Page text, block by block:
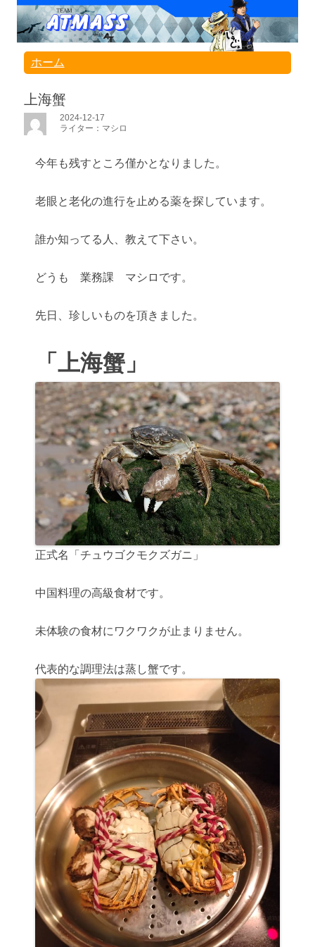
ホーム
上海蟹
2024-12-17
ライター：マシロ
今年も残すところ僅かとなりました。
老眼と老化の進行を止める薬を探しています。
誰か知ってる人、教えて下さい。
どうも 業務課 マシロです。
先日、珍しいものを頂きました。
「上海蟹」
正式名「チュウゴクモクズガニ」
中国料理の高級食材です。
未体験の食材にワクワクが止まりません。
代表的な調理法は蒸し蟹です。